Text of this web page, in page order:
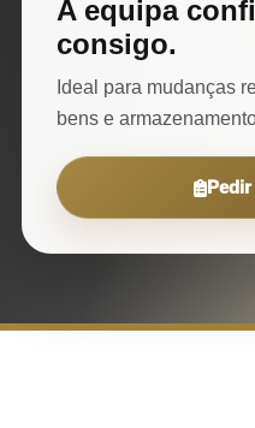
A equipa
consigo.
Ideal para mudanças
bens e
Pedir